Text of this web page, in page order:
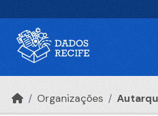
Organizações